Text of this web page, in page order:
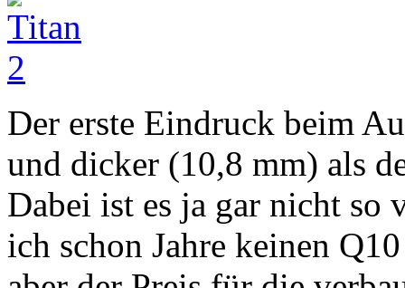
Der erste Eindruck beim
und dicker (10,8 mm) als
Dabei ist es ja gar nicht so
ich schon Jahre keinen